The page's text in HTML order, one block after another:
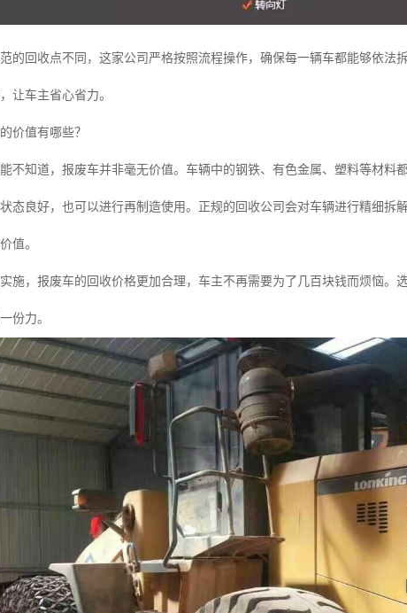
的回收点不同，这家公司严格按照流程操作，确保每一辆车都能够依法
让车主省心省力。
价值有哪些？
不知道，报废车并非毫无价值。车辆中的钢铁、有色金属、塑料等材料
态良好，也可以进行再制造使用。正规的回收公司会对车辆进行精细拆
值。
施，报废车的回收价格更加合理，车主不再需要为了几百块钱而烦恼。
份力。